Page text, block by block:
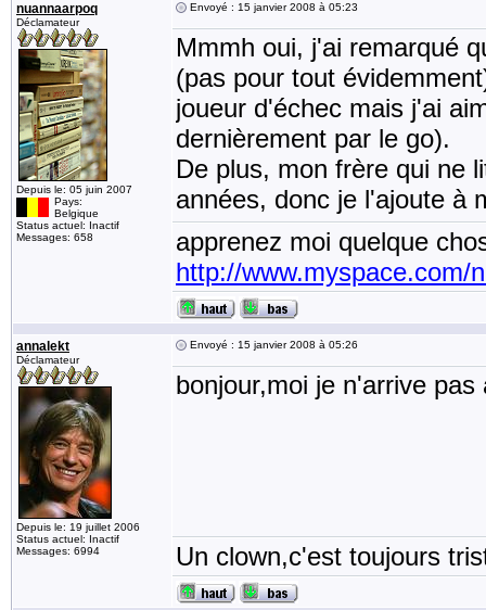
nuannaarpoq
Déclamateur
Depuis le: 05 juin 2007
Pays:
Belgique
Status actuel: Inactif
Messages: 658
Envoyé : 15 janvier 2008 à 05:23
Mmmh oui, j'ai remarqué
(pas pour tout
joueur d'échec mais j'ai
dernièrement par le go).
De plus, mon frère qui ne
années, donc je l'ajoute à
apprenez moi quelque
http://www.myspace.com/
annalekt
Déclamateur
Depuis le: 19 juillet 2006
Status actuel: Inactif
Messages: 6994
Envoyé : 15 janvier 2008 à 05:26
bonjour,moi je n'arrive
Un clown,c'est toujours